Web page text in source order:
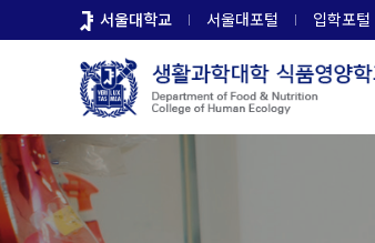
로
뉴
서울대학교 서울대포털 입학포털